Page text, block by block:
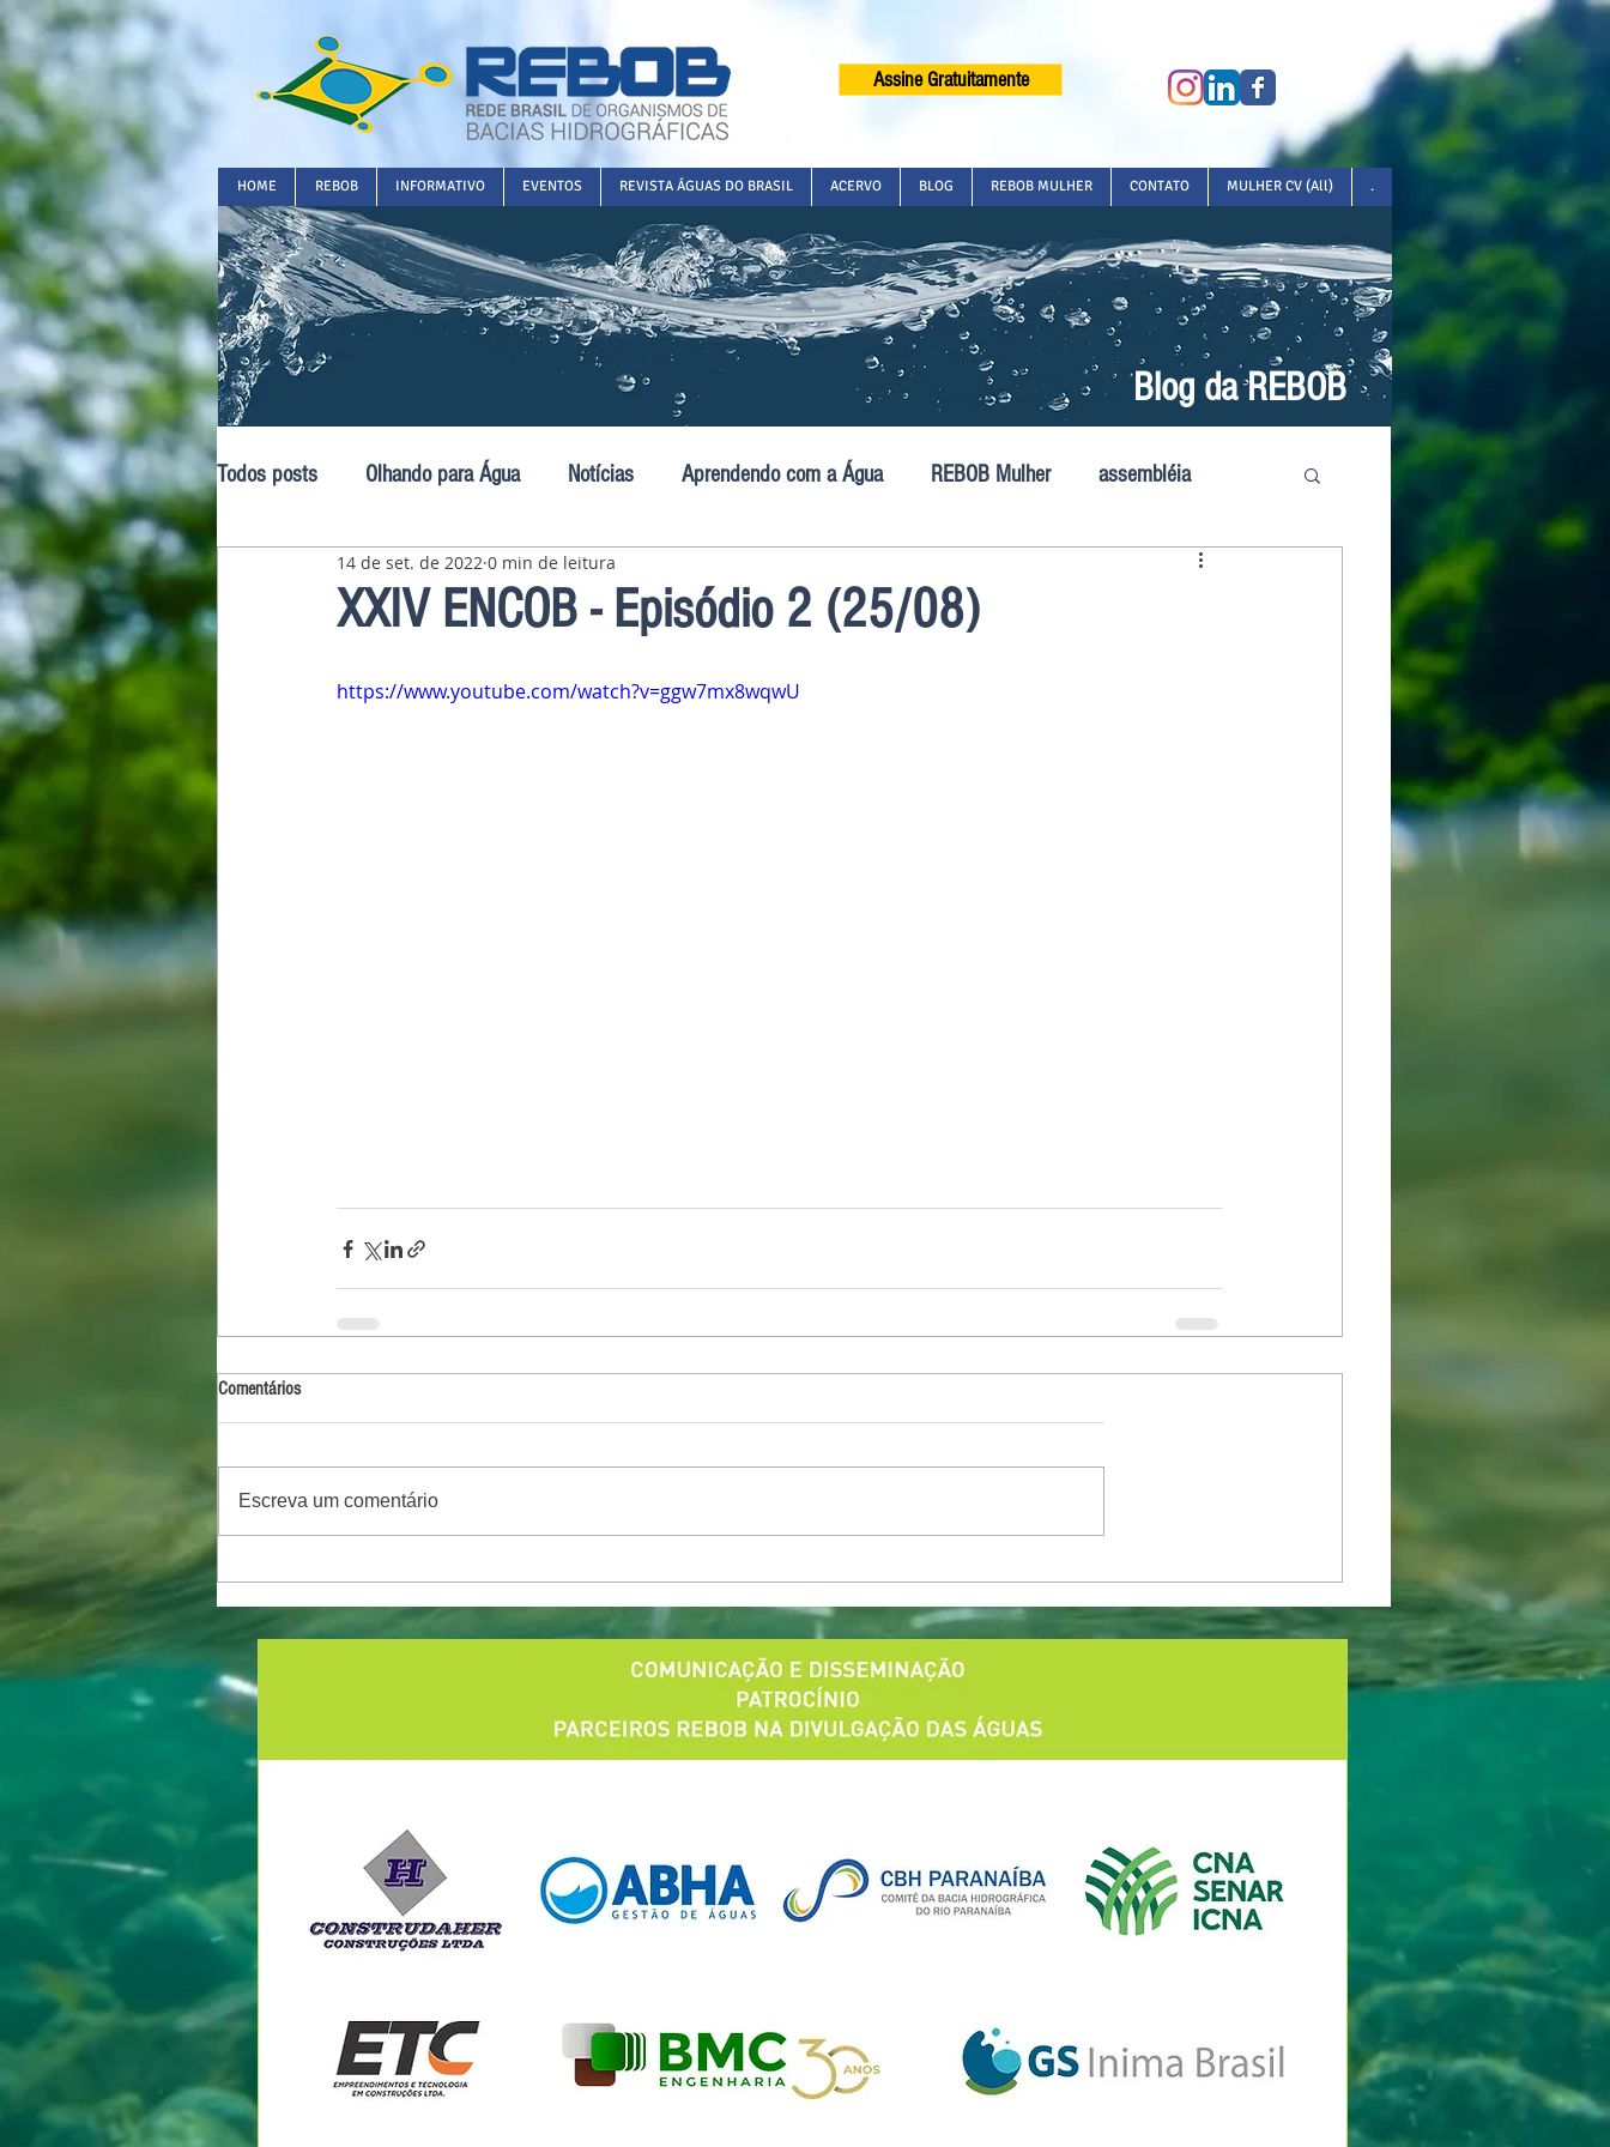
Assine Gratuitamente
HOME REBOB INFORMATIVO EVENTOS REVISTA ÁGUAS DO BRASIL ACERVO BLOG REBOB MULHER CONTATO MULHER CV (All) .
Blog da REBOB
Todos posts Olhando para Água Notícias Aprendendo com a Água REBOB Mulher assembléia
Pavilhão Latino-Americano
XXIV ENCOB - Episódio 2 (25/08)
14 de set. de 2022 0 min de leitura
https://www.youtube.com/watch?v=ggw7mx8wqwU
Comentários
Escreva um comentário